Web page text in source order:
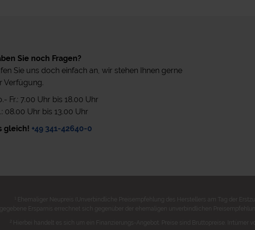
Sie noch Fragen?
Sie uns doch einfach an, wir stehen Ihnen gerne
Verfügung.
Fr.: 7.00 Uhr bis 18.00 Uhr
08.00 Uhr bis 13.00 Uhr
gleich! +49 341-42640-0
Ehemaliger Neupreis (Unverbindliche Preisempfehlung des Herstellers am Tag der
Ersparnis errechnet sich gegenüber der ehemaligen unverbindlichen
Hierbei handelt es sich um ein Finanzierungs-Angebot. Preise sind Bruttopreise. Irrtümer